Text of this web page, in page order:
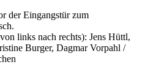
links nach rechts): Jens Hüttl,
Burger, Dagmar Vorpahl /